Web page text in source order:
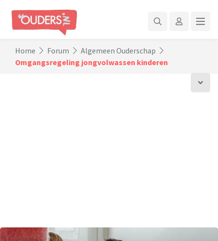
Home Forum
Algemeen Ouderschap
Omgangsregeling jongvolwassen kinderen